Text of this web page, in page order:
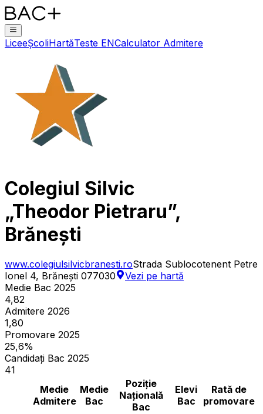
LiceeȘcoliHartăTeste ENCalculator Admitere
Colegiul Silvic
„Theodor Pietraru”,
Brănești
www.colegiulsilvicbranesti.roStrada Sublocotenent Petre
Ionel 4, Brănești 077030
Vezi pe hartă
Medie Bac 2025
4,82
Admitere 2026
1,80
Promovare 2025
25,6%
Candidați Bac 2025
41
Medie
Admitere
Medie
Bac
Poziție
Națională
Bac
Elevi
Bac
Rată de
promovare